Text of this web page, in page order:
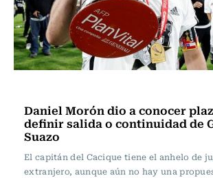
Daniel Morón dio a conocer
definir salida o continuidad de
Suazo
El capitán del Cacique tiene el anhelo de
extranjero, aunque aún no hay una